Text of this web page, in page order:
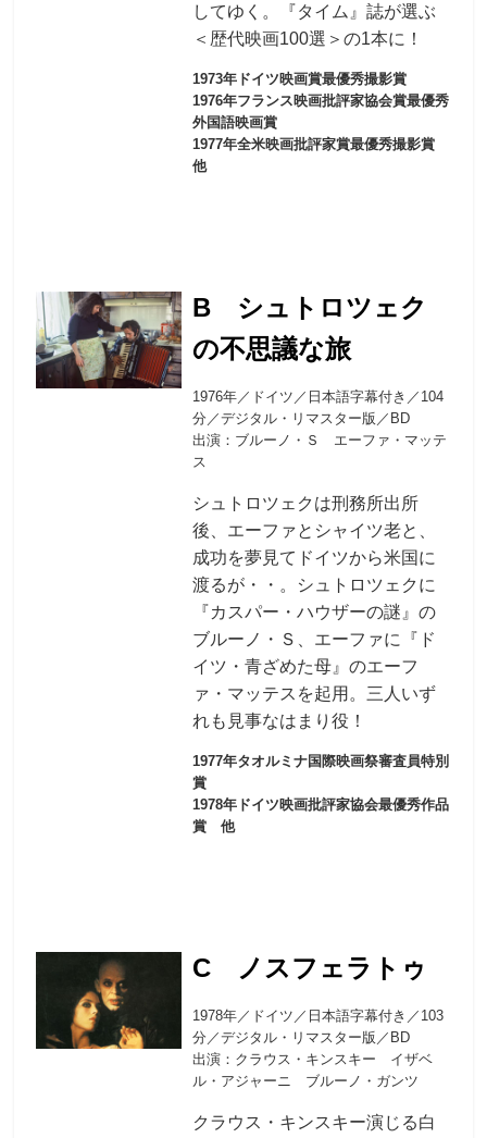
してゆく。『タイム』誌が選ぶ
＜歴代映画100選＞の1本に！
1973年ドイツ映画賞最優秀撮影賞
1976年フランス映画批評家協会賞最優秀
外国語映画賞
1977年全米映画批評家賞最優秀撮影賞
他
B シュトロツェク
の不思議な旅
1976年／ドイツ／日本語字幕付き／104
分／デジタル・リマスター版／BD
出演：ブルーノ・Ｓ エーファ・マッテ
ス
シュトロツェクは刑務所出所
後、エーファとシャイツ老と、
成功を夢見てドイツから米国に
渡るが・・。シュトロツェクに
『カスパー・ハウザーの謎』の
ブルーノ・Ｓ、エーファに『ド
イツ・青ざめた母』のエーフ
ァ・マッテスを起用。三人いず
れも見事なはまり役！
1977年タオルミナ国際映画祭審査員特別
賞
1978年ドイツ映画批評家協会最優秀作品
賞 他
C ノスフェラトゥ
1978年／ドイツ／日本語字幕付き／103
分／デジタル・リマスター版／BD
出演：クラウス・キンスキー イザベ
ル・アジャーニ ブルーノ・ガンツ
クラウス・キンスキー演じる白